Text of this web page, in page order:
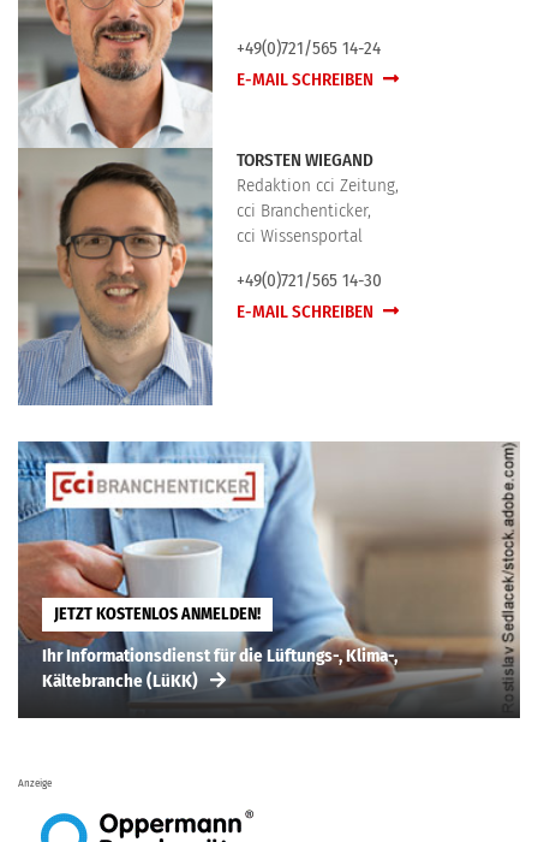
+49(0)721/565 14-24
E-MAIL SCHREIBEN
TORSTEN WIEGAND
Redaktion cci Zeitung,
cci Branchenticker,
cci Wissensportal
+49(0)721/565 14-30
E-MAIL SCHREIBEN
JETZT KOSTENLOS ANMELDEN!
Ihr Informationsdienst für die Lüftungs-, Klima-,
Kältebranche (LüKK)
Anzeige